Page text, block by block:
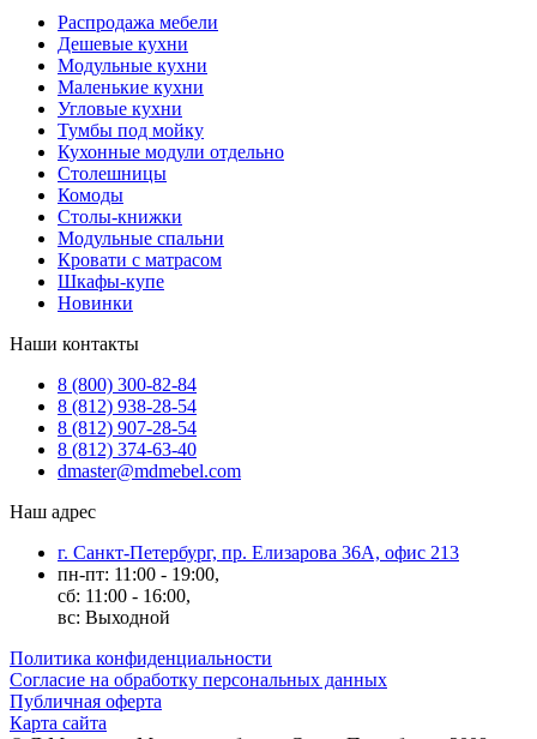
Распродажа мебели
Дешевые кухни
Модульные кухни
Маленькие кухни
Угловые кухни
Тумбы под мойку
Кухонные модули отдельно
Столешницы
Комоды
Столы-книжки
Модульные спальни
Кровати с матрасом
Шкафы-купе
Новинки
Наши контакты
8 (800) 300-82-84
8 (812) 938-28-54
8 (812) 907-28-54
8 (812) 374-63-40
dmaster@mdmebel.com
Наш адрес
г. Санкт-Петербург, пр. Елизарова 36А, офис 213
пн-пт: 11:00 - 19:00,
сб: 11:00 - 16:00,
вс: Выходной
Политика конфиденциальности
Согласие на обработку персональных данных
Публичная оферта
Карта сайта